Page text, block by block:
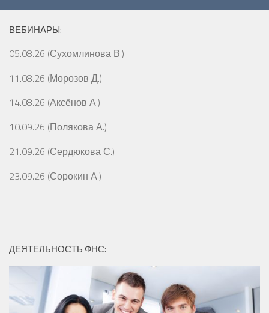
ВЕБИНАРЫ:
05.08.26 (Сухомлинова В.)
11.08.26 (Морозов Д.)
14.08.26 (Аксёнов А.)
10.09.26 (Полякова А.)
21.09.26 (Сердюкова С.)
23.09.26 (Сорокин А.)
ДЕЯТЕЛЬНОСТЬ ФНС: